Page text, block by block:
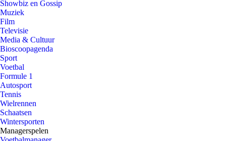
Showbiz en Gossip
Muziek
Film
Televisie
Media & Cultuur
Bioscoopagenda
Sport
Voetbal
Formule 1
Autosport
Tennis
Wielrennen
Schaatsen
Wintersporten
Managerspelen